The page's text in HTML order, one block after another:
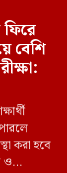
ফিরে
বেশি
করা হবে
ও